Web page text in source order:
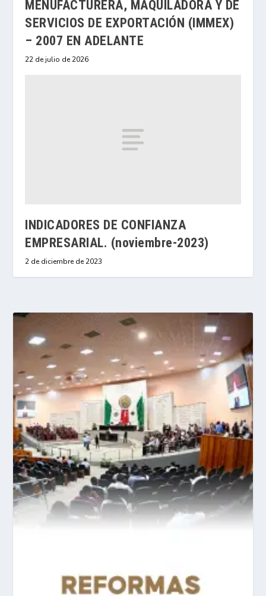
MENUFACTURERA, MAQUILADORA Y DE
SERVICIOS DE EXPORTACIÓN (IMMEX)
– 2007 EN ADELANTE
22 de julio de 2026
INDICADORES DE CONFIANZA
EMPRESARIAL. (noviembre-2023)
2 de diciembre de 2023